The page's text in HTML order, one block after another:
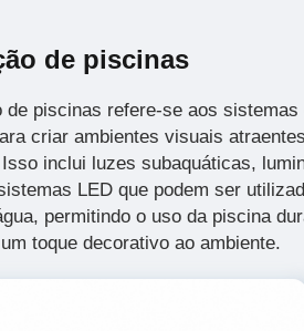
de piscinas
de piscinas refere-se aos sistemas
criar ambientes visuais
inclui luzes subaquáticas,
LED que podem ser
permitindo o uso da piscina
toque decorativo ao ambiente.